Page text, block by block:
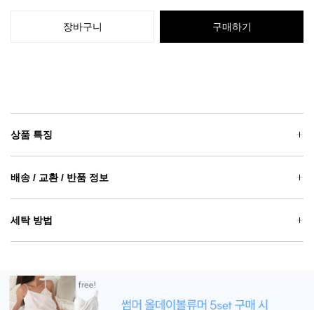
장바구니 구매하기
상품 특징
배송 / 교환 / 반품 정보
세탁 방법